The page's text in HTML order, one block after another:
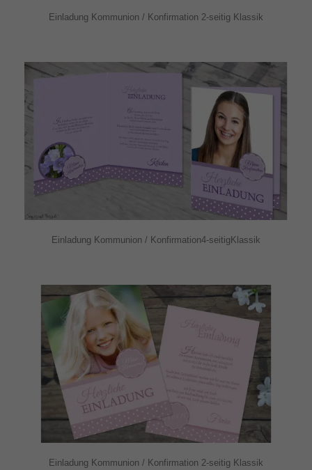
Einladung Kommunion / Konfirmation 2-seitig Klassik
Einladung Kommunion / Konfirmation4-seitigKlassik
Einladung Kommunion / Konfirmation 2-seitig Klassik